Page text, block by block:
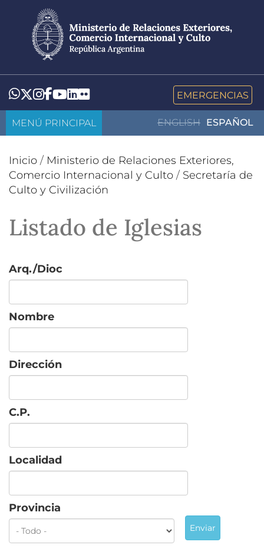
contenido
principal
Whatsapp
Twitter
Instagram
Facebook
YouTube
LinkedIn
Flickr EMERGENCIAS
ENGLISH ESPAÑOL
MENÚ PRINCIPAL
Inicio / Ministerio de Relaciones Exteriores,
Comercio Internacional y Culto / Secretaría de
Culto y Civilización
Listado de Iglesias
Arq./Dioc
Nombre
Dirección
C.P.
Localidad
Provincia
Enviar